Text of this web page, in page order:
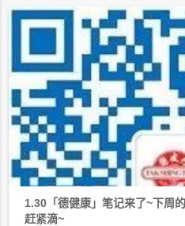
1.30「德健康」笔记来了~下周
赶紧滴~